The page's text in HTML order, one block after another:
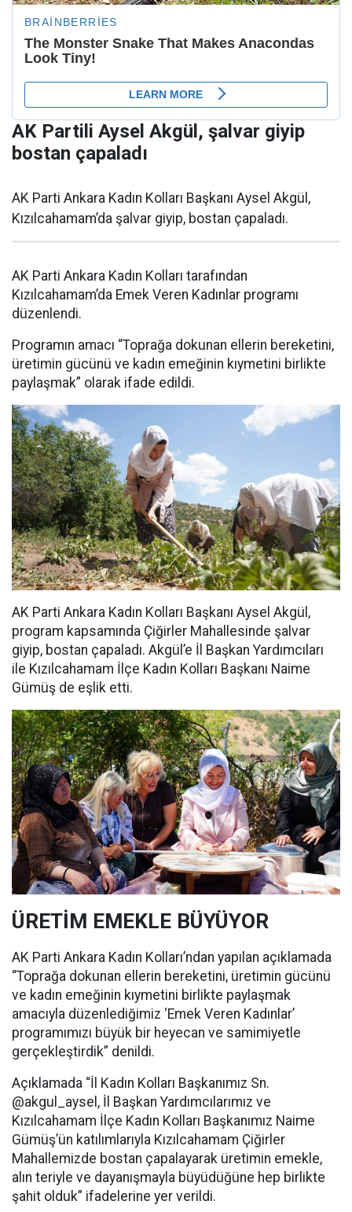
AK Partili Aysel Akgül, şalvar giyip
bostan çapaladı
AK Parti Ankara Kadın Kolları Başkanı Aysel Akgül,
Kızılcahamam’da şalvar giyip, bostan çapaladı.
AK Parti Ankara Kadın Kolları tarafından
Kızılcahamam’da Emek Veren Kadınlar programı
düzenlendi.
Programın amacı “Toprağa dokunan ellerin bereketini,
üretimin gücünü ve kadın emeğinin kıymetini birlikte
paylaşmak” olarak ifade edildi.
AK Parti Ankara Kadın Kolları Başkanı Aysel Akgül,
program kapsamında Çiğirler Mahallesinde şalvar
giyip, bostan çapaladı. Akgül’e İl Başkan Yardımcıları
ile Kızılcahamam İlçe Kadın Kolları Başkanı Naime
Gümüş de eşlik etti.
ÜRETİM EMEKLE BÜYÜYOR
AK Parti Ankara Kadın Kolları’ndan yapılan açıklamada
“Toprağa dokunan ellerin bereketini, üretimin gücünü
ve kadın emeğinin kıymetini birlikte paylaşmak
amacıyla düzenlediğimiz ‘Emek Veren Kadınlar’
programımızı büyük bir heyecan ve samimiyetle
gerçekleştirdik” denildi.
Açıklamada “İl Kadın Kolları Başkanımız Sn.
@akgul_aysel, İl Başkan Yardımcılarımız ve
Kızılcahamam İlçe Kadın Kolları Başkanımız Naime
Gümüş’ün katılımlarıyla Kızılcahamam Çiğirler
Mahallemizde bostan çapalayarak üretimin emekle,
alın teriyle ve dayanışmayla büyüdüğüne hep birlikte
şahit olduk” ifadelerine yer verildi.